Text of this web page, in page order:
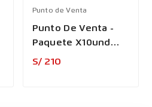
Punto de Venta
Punto De Venta -
Paquete X10und
Rollo 1000 Etiquetas
S/ 210